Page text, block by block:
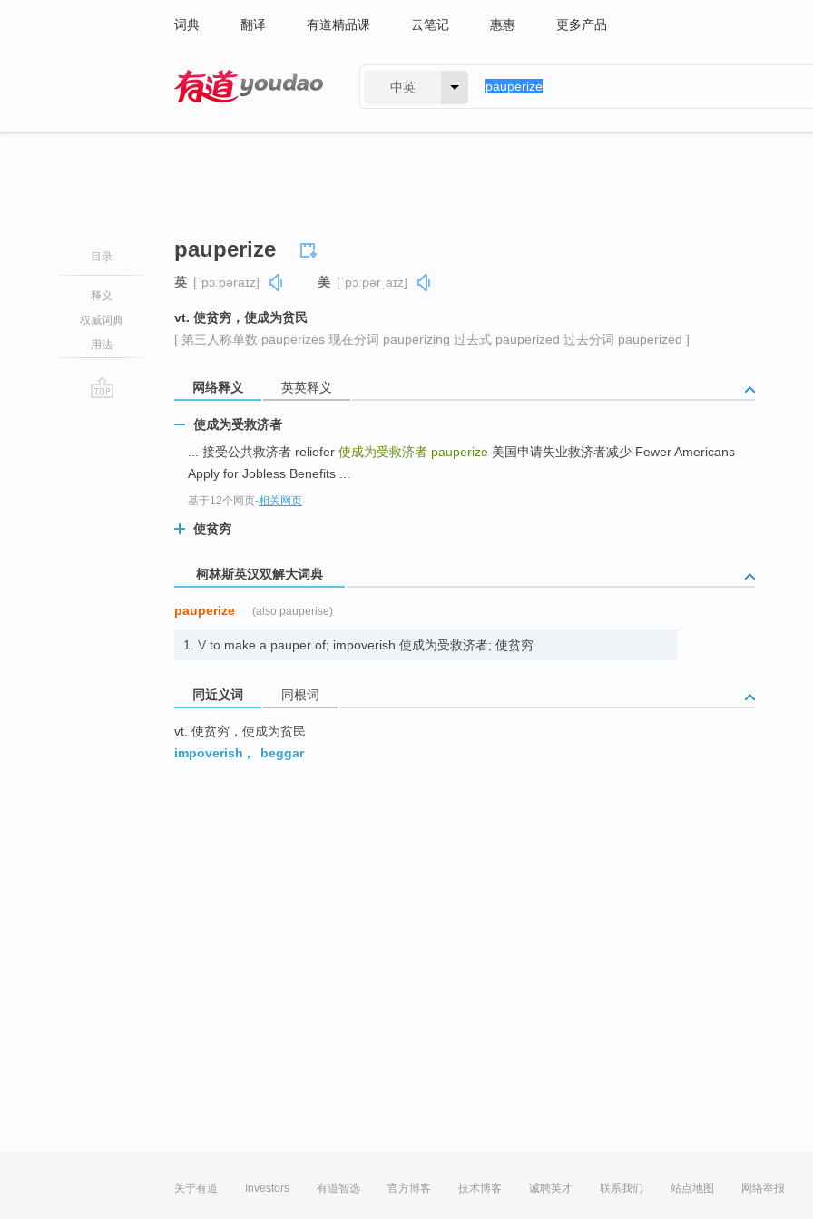
词典 翻译 有道精品课 云笔记 惠惠 更多产品
中英
目录
释义
权威词典
用法
pauperize
英 [ˈpɔːpəraɪz] 美 [ˈpɔːpərˌaɪz]
vt. 使贫穷，使成为贫民
[ 第三人称单数 pauperizes 现在分词 pauperizing 过去式 pauperized 过去分词 pauperized ]
网络释义 英英释义
使成为受救济者
... 接受公共救济者 reliefer 使成为受救济者 pauperize 美国申请失业救济者减少 Fewer Americans
Apply for Jobless Benefits ...
基于12个网页-相关网页
使贫穷
柯林斯英汉双解大词典
pauperize (also pauperise)
1. V to make a pauper of; impoverish 使成为受救济者; 使贫穷
同近义词 同根词
vt. 使贫穷，使成为贫民
impoverish , beggar
关于有道 Investors 有道智选 官方博客 技术博客 诚聘英才 联系我们 站点地图 网络举报